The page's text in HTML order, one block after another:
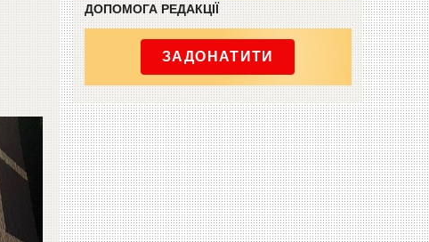
ДОПОМОГА РЕДАКЦІЇ
ЗАДОНАТИТИ